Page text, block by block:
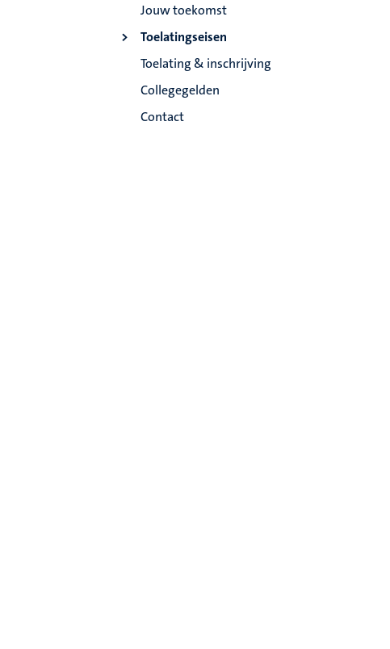
Jouw toekomst
Toelatingseisen
Toelating & inschrijving
Collegegelden
Contact